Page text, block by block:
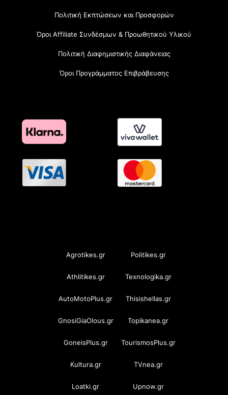
Πολιτική Εκπτώσεων και Προσφορών
Όροι Affiliate Συνδέσμων & Προωθητικού Υλικού
Πολιτική Διαφημιστικής Διαφάνειας
Όροι Προγράμματος Επιβράβευσης
Agrotikes.gr Politikes.gr
Athlitikes.gr Texnologika.gr
AutoMotoPlus.gr Thisishellas.gr
GnosiGiaOlous.gr Topikanea.gr
GoneisPlus.gr TourismosPlus.gr
Kultura.gr TVnea.gr
Loatki.gr Upnow.gr